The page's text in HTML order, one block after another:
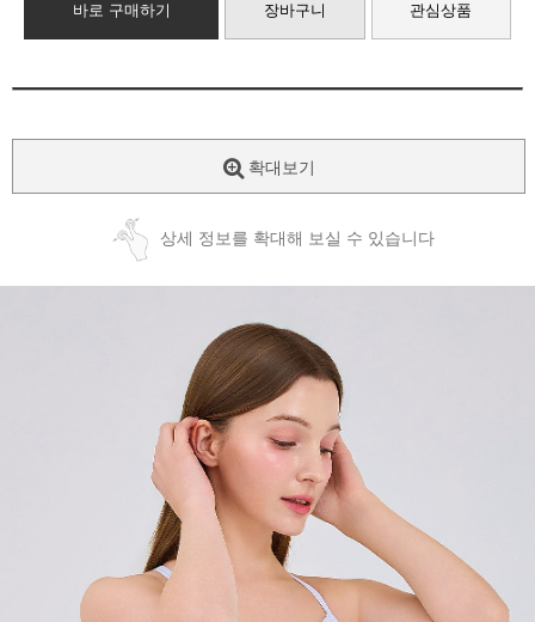
바로 구매하기 장바구니 관심상품
확대보기
상세 정보를 확대해 보실 수 있습니다